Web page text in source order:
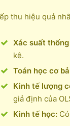
thu hiệu quả
Xác suất
kê.
Toán học cơ
Kinh tế lượng
giả định của
Kinh tế học: